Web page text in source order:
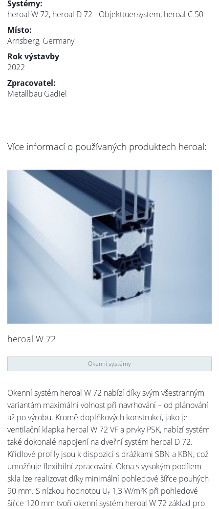
Systémy:
heroal W 72, heroal D 72 - Objekttuersystem, heroal C 50
Místo:
Arnsberg, Germany
Rok výstavby
2022
Zpracovatel:
Metallbau Gadiel
Více informací o používaných produktech heroal:
heroal W 72
Okenní systémy
Okenní systém heroal W 72 nabízí díky svým všestranným
variantám maximální volnost při navrhování – od plánování
až po výrobu. Kromě doplňkových konstrukcí, jako je
ventilační klapka heroal W 72 VF a prvky PSK, nabízí systém
také dokonalé napojení na dveřní systém heroal D 72.
Křídlové profily jsou k dispozici s drážkami SBN a KBN, což
umožňuje flexibilní zpracování. Okna s vysokým podílem
skla lze realizovat díky minimální pohledové šířce pouhých
90 mm. S nízkou hodnotou Uf 1,3 W/m²K při pohledové
šířce 120 mm tvoří okenní systém heroal W 72 základ pro